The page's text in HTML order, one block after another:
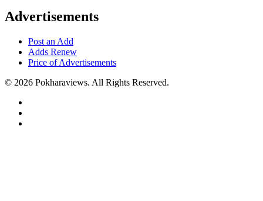
Advertisements
Post an Add
Adds Renew
Price of Advertisements
© 2026 Pokharaviews. All Rights Reserved.